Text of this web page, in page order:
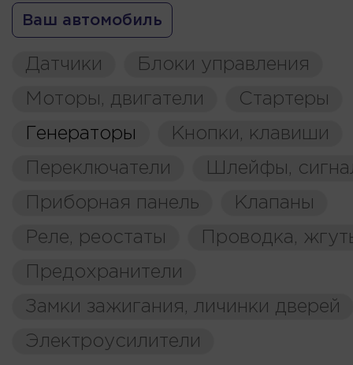
Ваш автомобиль
Датчики
Блоки управления
Моторы, двигатели
Стартеры
Генераторы
Кнопки, клавиши
Переключатели
Шлейфы,
Приборная панель
Клапаны
Реле, реостаты
Проводка,
Предохранители
Замки зажигания, личинки дверей
Электроусилители